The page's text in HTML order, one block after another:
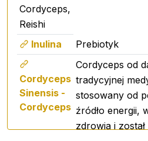
Zastosowano Reishi z
polisacharydów o wysokiej
glukanów.
Testowany w Niemczech
kątem zawartości
Grzyb reishi
jest
względu na swoje
Cordyceps,
Reishi
Inulina
Prebiotyk
Cordyceps
Sinensis -
Cordyceps
Cordyceps od
tradycyjnej
stosowany od
źródło energii,
zdrowia i